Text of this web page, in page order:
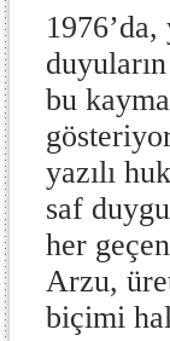
bu
yazılı
saf
her
Arzu,
biçimi